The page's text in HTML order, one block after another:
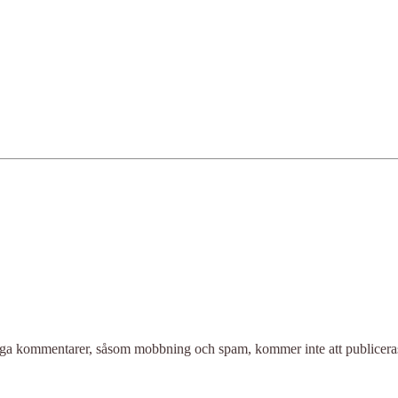
kommentarer, såsom mobbning och spam, kommer inte att